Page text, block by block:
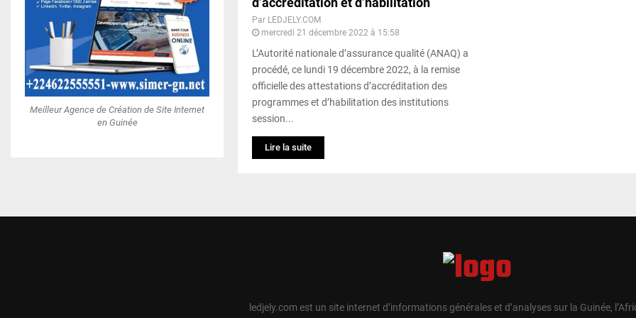
Par LEDJELY.COM
mercredi 21 décembre 2022 à 15:58
L’Autorité nationale d’assurance qualité (ANAQ) a
procédé, ce lundi 19 décembre 2022, à la remise
officielle des attestations d’accréditation des
programmes et d’habilitation des institutions
session...
Lire la suite
Meilleur Agence de Création de Site Internet
en Guinée
ledjely.com est un site internet d’informations générales et d’analyses sur la Guinée,